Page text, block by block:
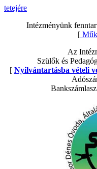
tetejére
Intézményünk
[
Az
Szülők és
[ Nyilvántartásba vételi